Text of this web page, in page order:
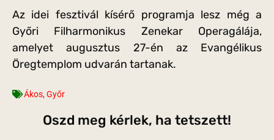
Az idei fesztivál kísérő programja lesz még a
Győri Filharmonikus Zenekar Operagálája,
amelyet augusztus 27-én az Evangélikus
Öregtemplom udvarán tartanak.
Ákos,Győr
Oszd meg kérlek, ha tetszett!